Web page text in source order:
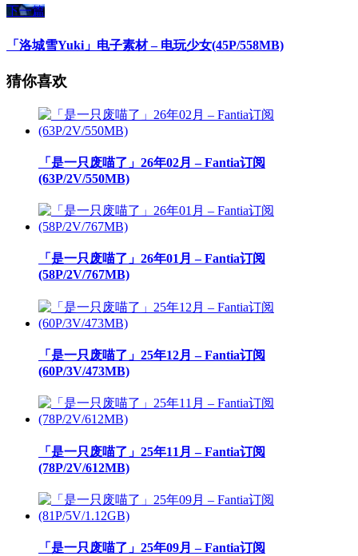
下一篇
「洛城雪Yuki」电子素材 – 电玩少女(45P/558MB)
猜你喜欢
「是一只废喵了」26年02月 – Fantia订阅
(63P/2V/550MB)
「是一只废喵了」26年01月 – Fantia订阅
(58P/2V/767MB)
「是一只废喵了」25年12月 – Fantia订阅
(60P/3V/473MB)
「是一只废喵了」25年11月 – Fantia订阅
(78P/2V/612MB)
「是一只废喵了」25年09月 – Fantia订阅